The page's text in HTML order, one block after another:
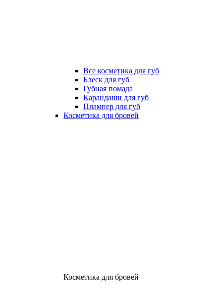
Все косметика для губ
Блеск для губ
Губная помада
Карандаши для губ
Плампер для губ
Косметика для бровей
Косметика для бровей